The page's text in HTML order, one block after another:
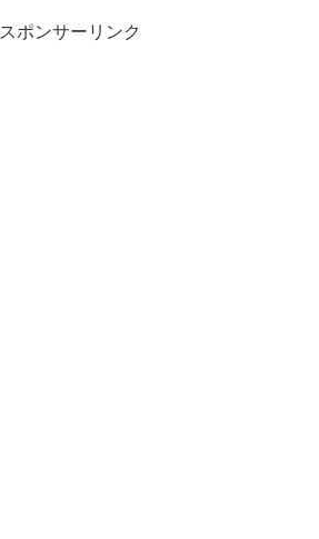
スポンサーリンク